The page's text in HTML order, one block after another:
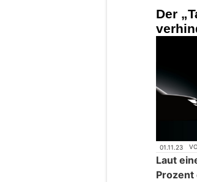
Der
01.11.23
Laut
Prozent